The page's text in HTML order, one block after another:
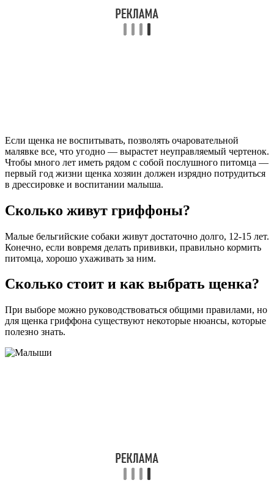
Если щенка не воспитывать, позволять очаровательной
малявке все, что угодно — вырастет неуправляемый чертенок.
Чтобы много лет иметь рядом с собой послушного питомца —
первый год жизни щенка хозяин должен изрядно потрудиться
в дрессировке и воспитании малыша.
Сколько живут гриффоны?
Малые бельгийские собаки живут достаточно долго, 12-15 лет.
Конечно, если вовремя делать прививки, правильно кормить
питомца, хорошо ухаживать за ним.
Сколько стоит и как выбрать щенка?
При выборе можно руководствоваться общими правилами, но
для щенка гриффона существуют некоторые нюансы, которые
полезно знать.